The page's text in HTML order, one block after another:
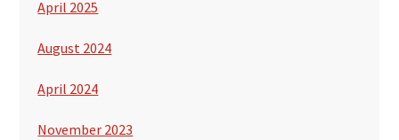
April 2025
August 2024
April 2024
November 2023